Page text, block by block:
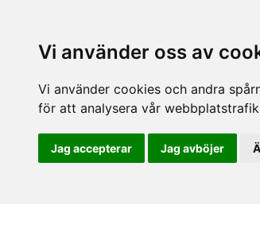
Vi använder oss av
Vi använder cookies och andra
för att analysera vår
Jag accepterar Jag avböjer